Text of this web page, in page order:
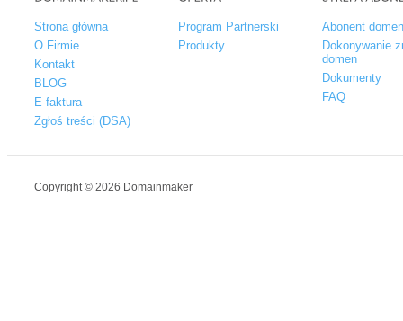
Strona główna
O Firmie
Kontakt
BLOG
E-faktura
Zgłoś treści (DSA)
Program Partnerski
Produkty
Abonent
Dokonywanie
domen
Dokumenty
FAQ
Copyright © 2026 Domainmaker